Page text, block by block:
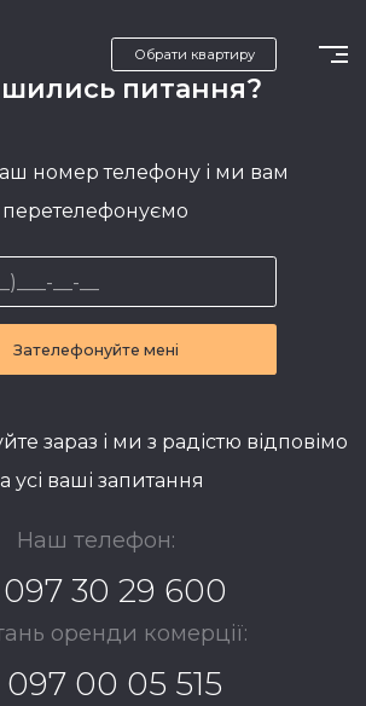
Обрати квартиру
питання?
номер телефону і ми вам
перетелефонуємо
Зателефонуйте мені
зараз і ми з радістю відповімо
усі ваші запитання
Наш телефон:
097 30 29 600
оренди комерції:
097 00 05 515